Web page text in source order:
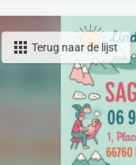
Terug naar de lijst